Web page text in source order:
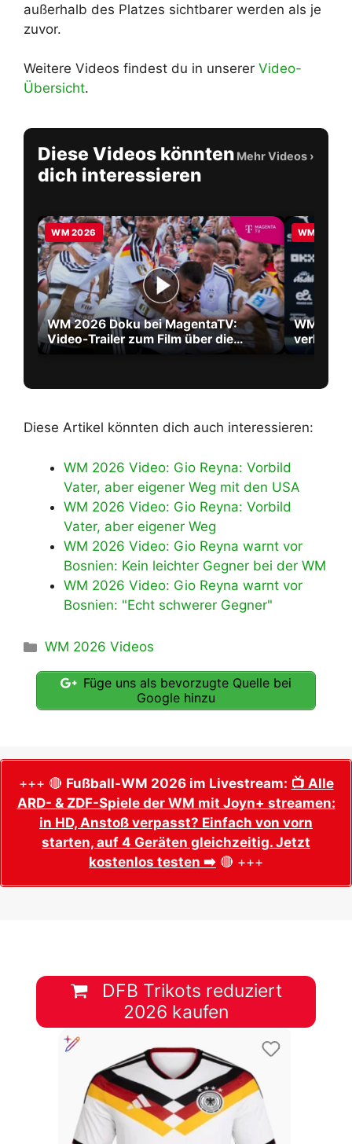
außerhalb des Platzes sichtbarer werden als je
zuvor.
Weitere Videos findest du in unserer Video-
Übersicht.
Diese Videos könnten
dich interessieren
Mehr Videos ›
WM 2026
WM 2026 Doku bei MagentaTV:
Video-Trailer zum Film über die
größte WM aller Zeiten
WM 2026
WM
Diese Artikel könnten dich auch interessieren:
WM 2026 Video: Gio Reyna: Vorbild
Vater, aber eigener Weg mit den USA
WM 2026 Video: Gio Reyna: Vorbild
Vater, aber eigener Weg
WM 2026 Video: Gio Reyna warnt vor
Bosnien: Kein leichter Gegner bei der WM
WM 2026 Video: Gio Reyna warnt vor
Bosnien: "Echt schwerer Gegner"
Kategorien
WM 2026 Videos
Füge uns als bevorzugte Quelle bei
Google hinzu
+++ 🔴 Fußball-WM 2026 im Livestream: 📺 Alle
ARD- & ZDF-Spiele der WM mit Joyn+ streamen:
in HD, Anstoß verpasst? Einfach von vorn
starten, auf 4 Geräten gleichzeitig. Jetzt
kostenlos testen ➡️ 🔴 +++
DFB Trikots reduziert
2026 kaufen